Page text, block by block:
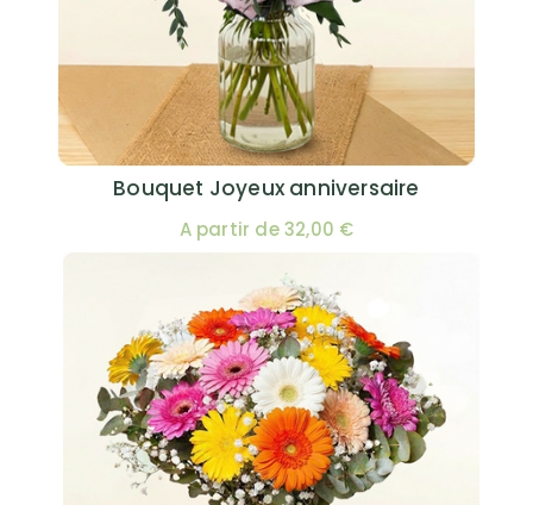
Bouquet Joyeux anniversaire
A partir de 32,00 €